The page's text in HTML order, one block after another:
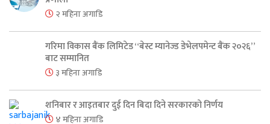
२ महिना अगाडि
गरिमा विकास बैंक लिमिटेड “बेस्ट म्यानेज्ड डेभेलपमेन्ट बैंक २०२६”
बाट सम्मानित
३ महिना अगाडि
शनिबार र आइतबार दुई दिन बिदा दिने सरकारको निर्णय
४ महिना अगाडि